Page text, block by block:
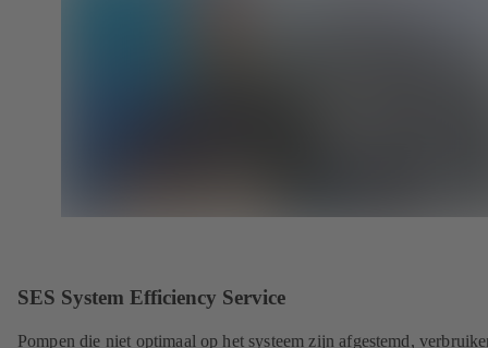
SES System Efficiency Service
Pompen die niet optimaal op het systeem zijn afgestemd,